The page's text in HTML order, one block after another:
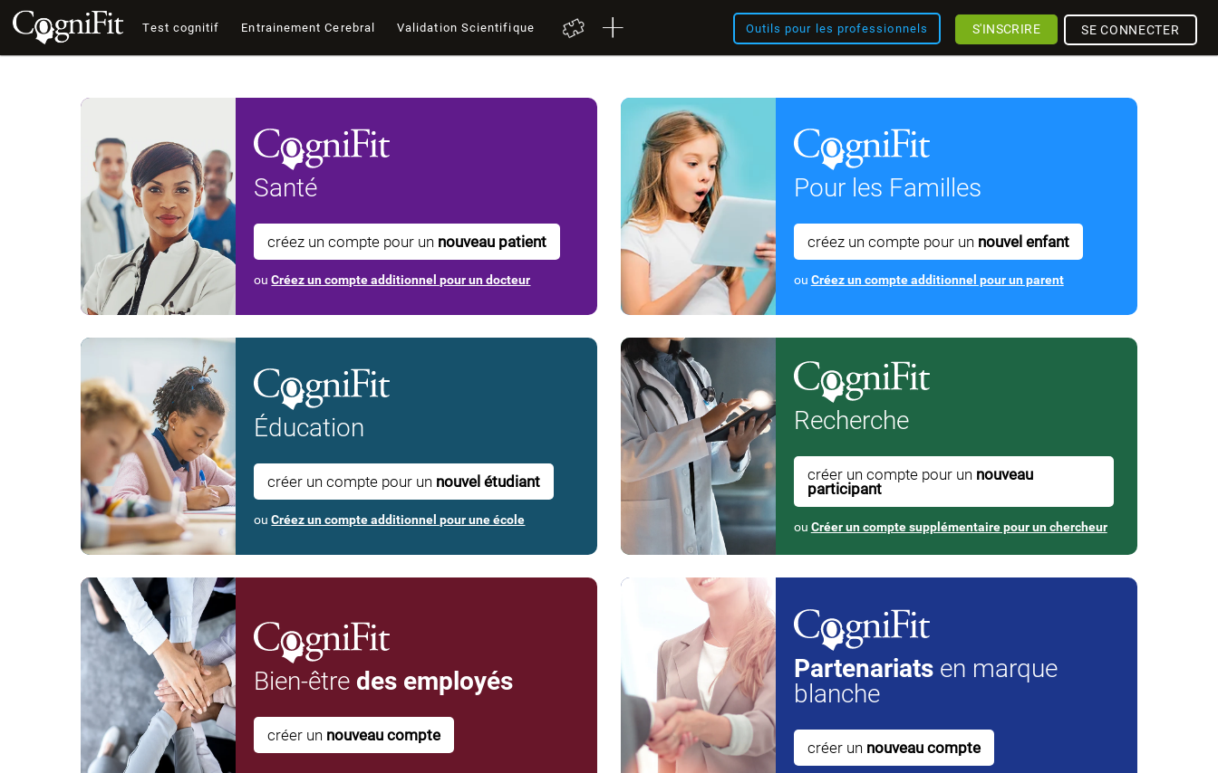
Test cognitif Entrainement Cerebral Validation Scientifique Outils pour les professionnels SE CONNECTER
S'INSCRIRE
Santé
créez un compte pour un nouveau patient
ouCréez un compte additionnel pour un docteur
Pour les Familles
créez un compte pour un nouvel enfant
ou Créez un compte additionnel pour un parent
Éducation
créer un compte pour un nouvel étudiant
ouCréez un compte additionnel pour une école
Recherche
créer un compte pour un nouveau
participant
ou Créer un compte supplémentaire pour un chercheur
Bien-être des employés
créer un nouveau compte
Partenariatsen marque
blanche
créer un nouveau compte